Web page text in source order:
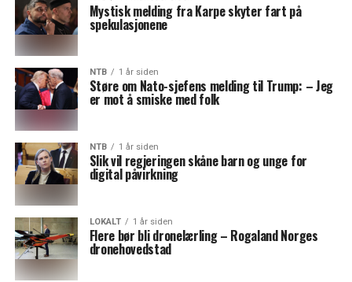
Mystisk melding fra Karpe skyter fart på
spekulasjonene
NTB 1 år siden
Støre om Nato-sjefens melding til Trump: – Jeg
er mot å smiske med folk
NTB 1 år siden
Slik vil regjeringen skåne barn og unge for
digital påvirkning
LOKALT 1 år siden
Flere bør bli dronelærling – Rogaland Norges
dronehovedstad